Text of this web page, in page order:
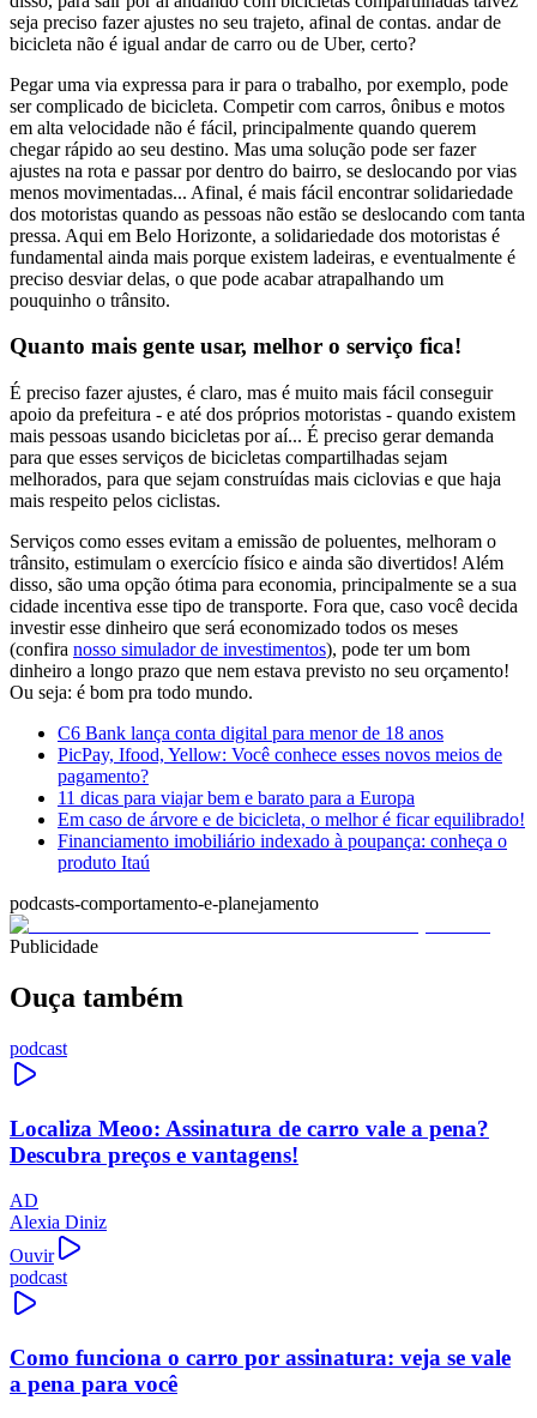
seja preciso fazer ajustes no seu trajeto, afinal de contas. andar de
bicicleta não é igual andar de carro ou de Uber, certo?
Pegar uma via expressa para ir para o trabalho, por exemplo, pode
ser complicado de bicicleta. Competir com carros, ônibus e motos
em alta velocidade não é fácil, principalmente quando querem
chegar rápido ao seu destino. Mas uma solução pode ser fazer
ajustes na rota e passar por dentro do bairro, se deslocando por vias
menos movimentadas... Afinal, é mais fácil encontrar solidariedade
dos motoristas quando as pessoas não estão se deslocando com tanta
pressa. Aqui em Belo Horizonte, a solidariedade dos motoristas é
fundamental ainda mais porque existem ladeiras, e eventualmente é
preciso desviar delas, o que pode acabar atrapalhando um
pouquinho o trânsito.
Quanto mais gente usar, melhor o serviço fica!
É preciso fazer ajustes, é claro, mas é muito mais fácil conseguir
apoio da prefeitura - e até dos próprios motoristas - quando existem
mais pessoas usando bicicletas por aí... É preciso gerar demanda
para que esses serviços de bicicletas compartilhadas sejam
melhorados, para que sejam construídas mais ciclovias e que haja
mais respeito pelos ciclistas.
Serviços como esses evitam a emissão de poluentes, melhoram o
trânsito, estimulam o exercício físico e ainda são divertidos! Além
disso, são uma opção ótima para economia, principalmente se a sua
cidade incentiva esse tipo de transporte. Fora que, caso você decida
investir esse dinheiro que será economizado todos os meses
(confira nosso simulador de investimentos), pode ter um bom
dinheiro a longo prazo que nem estava previsto no seu orçamento!
Ou seja: é bom pra todo mundo.
C6 Bank lança conta digital para menor de 18 anos
PicPay, Ifood, Yellow: Você conhece esses novos meios de
pagamento?
11 dicas para viajar bem e barato para a Europa
Em caso de árvore e de bicicleta, o melhor é ficar equilibrado!
Financiamento imobiliário indexado à poupança: conheça o
produto Itaú
podcasts-comportamento-e-planejamento
Publicidade
Ouça também
podcast
Localiza Meoo: Assinatura de carro vale a pena?
Descubra preços e vantagens!
AD
Alexia Diniz
Ouvir
podcast
Como funciona o carro por assinatura: veja se vale
a pena para você